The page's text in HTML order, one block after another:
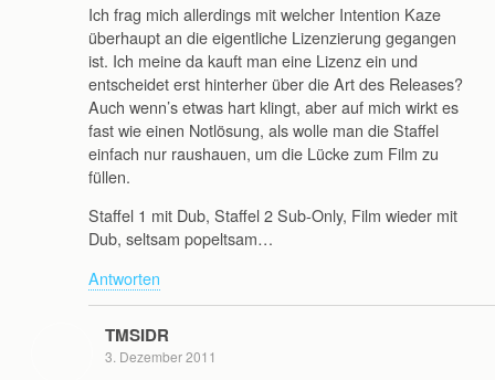
Ich frag mich allerdings mit welcher Intention Kaze
überhaupt an die eigentliche Lizenzierung gegangen
ist. Ich meine da kauft man eine Lizenz ein und
entscheidet erst hinterher über die Art des Releases?
Auch wenn’s etwas hart klingt, aber auf mich wirkt es
fast wie einen Notlösung, als wolle man die Staffel
einfach nur raushauen, um die Lücke zum Film zu
füllen.
Staffel 1 mit Dub, Staffel 2 Sub-Only, Film wieder mit
Dub, seltsam popeltsam…
Antworten
TMSIDR
3. Dezember 2011